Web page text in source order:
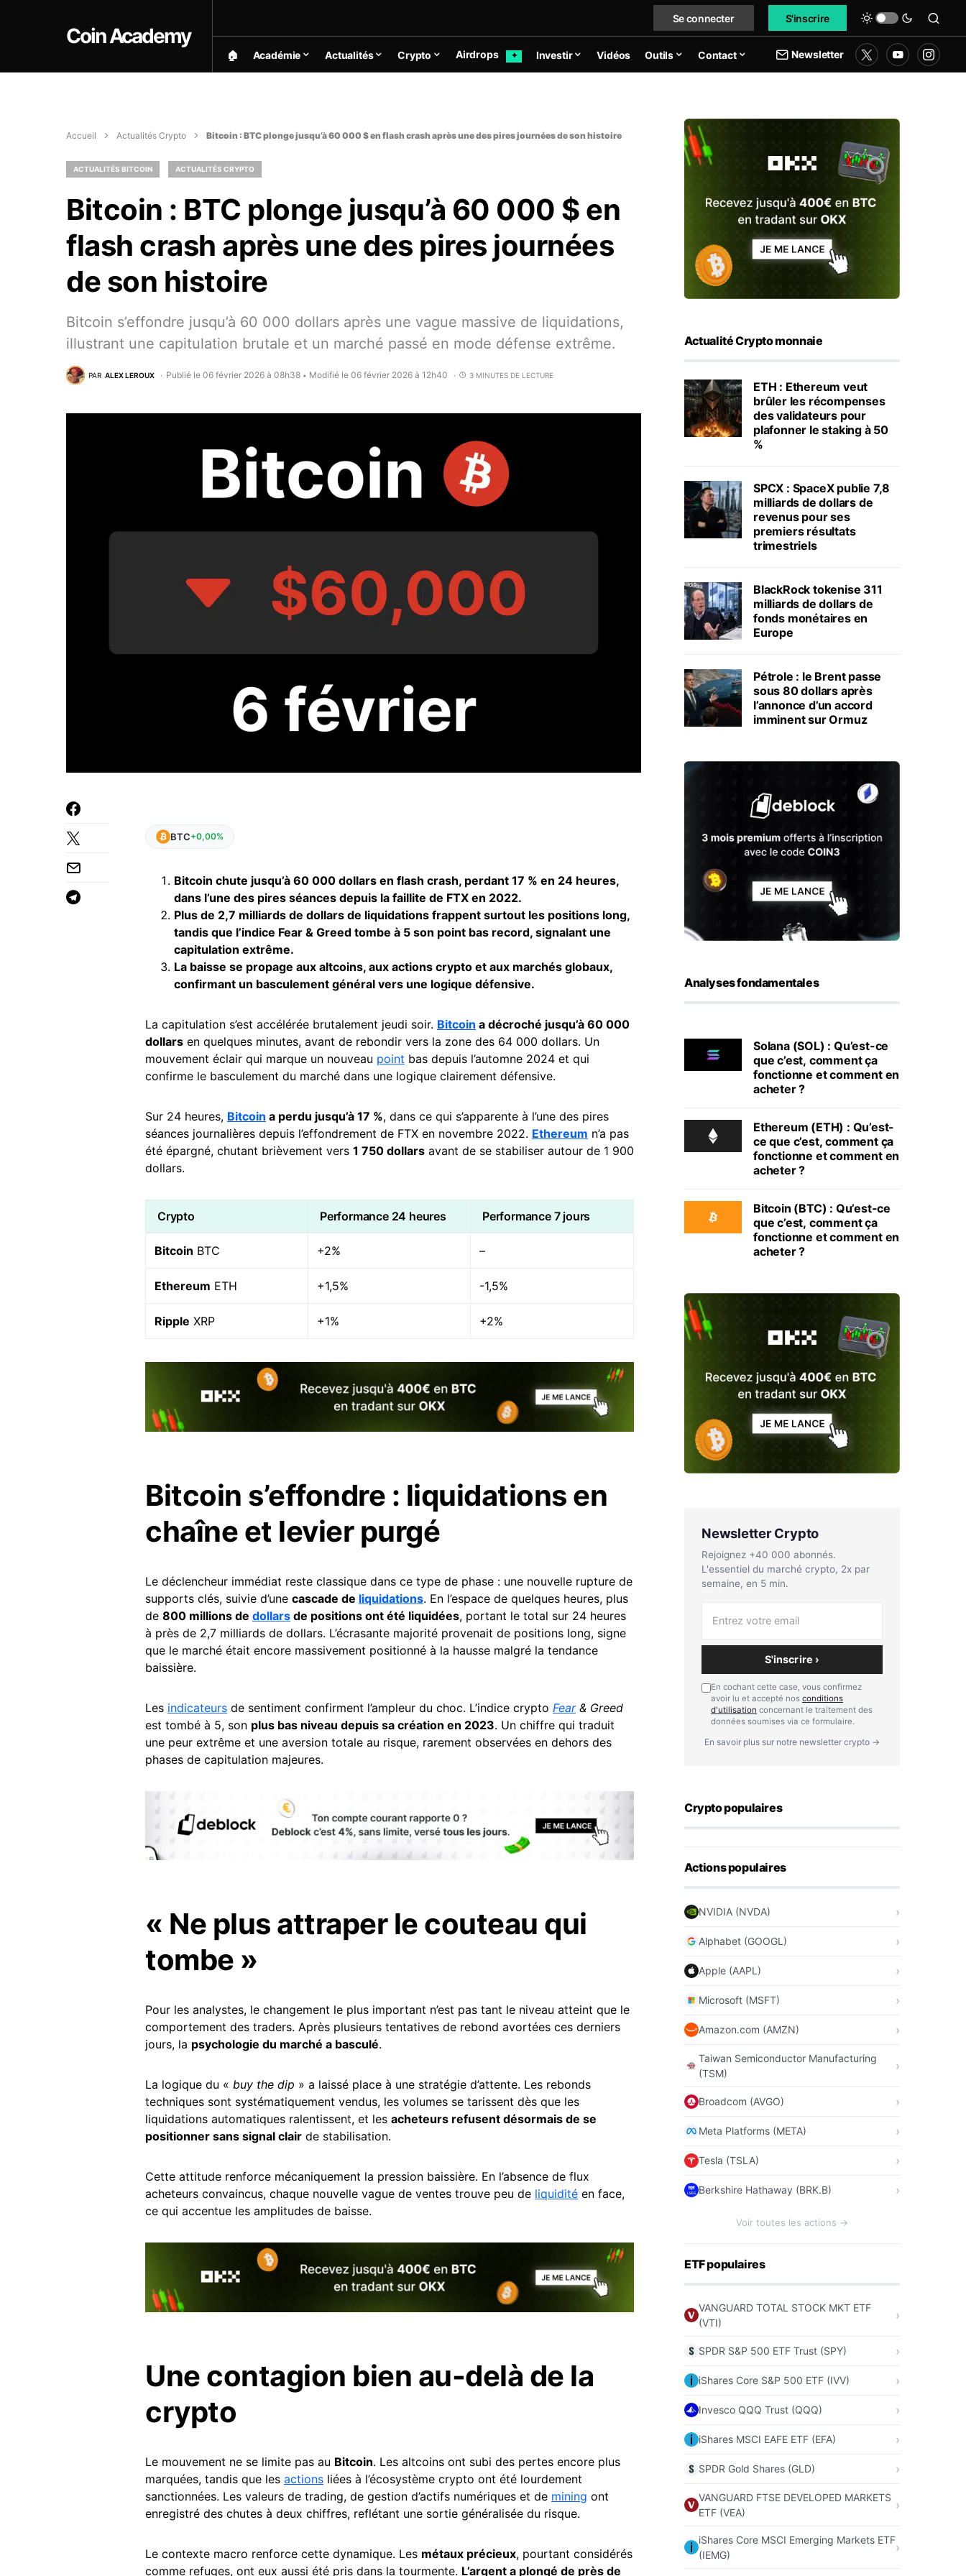
Coin Academy
Se connecter S'inscrire
🏠︎ Académie Actualités Crypto Airdrops ✦ Investir Vidéos Outils Contact Newsletter
Accueil Actualités Crypto Bitcoin : BTC plonge jusqu’à 60 000 $ en flash crash après une des pires journées de son histoire
ACTUALITÉS BITCOIN ACTUALITÉS CRYPTO
Bitcoin : BTC plonge jusqu’à 60 000 $ en
flash crash après une des pires journées
de son histoire
Bitcoin s’effondre jusqu’à 60 000 dollars après une vague massive de liquidations,
illustrant une capitulation brutale et un marché passé en mode défense extrême.
PAR ALEX LEROUX Publié le 06 février 2026 à 08h38 • Modifié le 06 février 2026 à 12h40 3 MINUTES DE LECTURE
BTC+0,00%
Bitcoin chute jusqu’à 60 000 dollars en flash crash, perdant 17 % en 24 heures,
dans l’une des pires séances depuis la faillite de FTX en 2022.
Plus de 2,7 milliards de dollars de liquidations frappent surtout les positions long,
tandis que l’indice Fear & Greed tombe à 5 son point bas record, signalant une
capitulation extrême.
La baisse se propage aux altcoins, aux actions crypto et aux marchés globaux,
confirmant un basculement général vers une logique défensive.
La capitulation s’est accélérée brutalement jeudi soir. Bitcoin a décroché jusqu’à 60 000
dollars en quelques minutes, avant de rebondir vers la zone des 64 000 dollars. Un
mouvement éclair qui marque un nouveau point bas depuis l’automne 2024 et qui
confirme le basculement du marché dans une logique clairement défensive.
Sur 24 heures, Bitcoin a perdu jusqu’à 17 %, dans ce qui s’apparente à l’une des pires
séances journalières depuis l’effondrement de FTX en novembre 2022. Ethereum n’a pas
été épargné, chutant brièvement vers 1 750 dollars avant de se stabiliser autour de 1 900
dollars.
Crypto Performance 24 heures Performance 7 jours
Bitcoin BTC +2% –
Ethereum ETH +1,5% -1,5%
Ripple XRP +1% +2%
Bitcoin s’effondre : liquidations en
chaîne et levier purgé
Le déclencheur immédiat reste classique dans ce type de phase : une nouvelle rupture de
supports clés, suivie d’une cascade de liquidations. En l’espace de quelques heures, plus
de 800 millions de dollars de positions ont été liquidées, portant le total sur 24 heures
à près de 2,7 milliards de dollars. L’écrasante majorité provenait de positions long, signe
que le marché était encore massivement positionné à la hausse malgré la tendance
baissière.
Les indicateurs de sentiment confirment l’ampleur du choc. L’indice crypto Fear& Greed
est tombé à 5, son plus bas niveau depuis sa création en 2023. Un chiffre qui traduit
une peur extrême et une aversion totale au risque, rarement observées en dehors des
phases de capitulation majeures.
« Ne plus attraper le couteau qui
tombe »
Pour les analystes, le changement le plus important n’est pas tant le niveau atteint que le
comportement des traders. Après plusieurs tentatives de rebond avortées ces derniers
jours, la psychologie du marché a basculé.
La logique du « buy the dip » a laissé place à une stratégie d’attente. Les rebonds
techniques sont systématiquement vendus, les volumes se tarissent dès que les
liquidations automatiques ralentissent, et les acheteurs refusent désormais de se
positionner sans signal clair de stabilisation.
Cette attitude renforce mécaniquement la pression baissière. En l’absence de flux
acheteurs convaincus, chaque nouvelle vague de ventes trouve peu de liquidité en face,
ce qui accentue les amplitudes de baisse.
Une contagion bien au-delà de la
crypto
Le mouvement ne se limite pas au Bitcoin. Les altcoins ont subi des pertes encore plus
marquées, tandis que les actions liées à l’écosystème crypto ont été lourdement
sanctionnées. Les valeurs de trading, de gestion d’actifs numériques et de mining ont
enregistré des chutes à deux chiffres, reflétant une sortie généralisée du risque.
Le contexte macro renforce cette dynamique. Les métaux précieux, pourtant considérés
comme refuges, ont eux aussi été pris dans la tourmente. L’argent a plongé de près de
Actualité Crypto monnaie
ETH : Ethereum veut
brûler les récompenses
des validateurs pour
plafonner le staking à 50
%
SPCX : SpaceX publie 7,8
milliards de dollars de
revenus pour ses
premiers résultats
trimestriels
BlackRock tokenise 311
milliards de dollars de
fonds monétaires en
Europe
Pétrole : le Brent passe
sous 80 dollars après
l’annonce d’un accord
imminent sur Ormuz
Analyses fondamentales
Solana (SOL) : Qu’est-ce
que c’est, comment ça
fonctionne et comment en
acheter ?
Ethereum (ETH) : Qu’est-
ce que c’est, comment ça
fonctionne et comment en
acheter ?
Bitcoin (BTC) : Qu’est-ce
que c’est, comment ça
fonctionne et comment en
acheter ?
Newsletter Crypto
Rejoignez +40 000 abonnés.
L'essentiel du marché crypto, 2x par
semaine, en 5 min.
S'inscrire ›
En cochant cette case, vous confirmez
avoir lu et accepté nos conditions
d'utilisation concernant le traitement des
données soumises via ce formulaire.
En savoir plus sur notre newsletter crypto →
Crypto populaires
Actions populaires
NVIDIA (NVDA)
Alphabet (GOOGL)
Apple (AAPL)
Microsoft (MSFT)
Amazon.com (AMZN)
Taiwan Semiconductor Manufacturing
(TSM)
Broadcom (AVGO)
Meta Platforms (META)
Tesla (TSLA)
Berkshire Hathaway (BRK.B)
Voir toutes les actions →
ETF populaires
VANGUARD TOTAL STOCK MKT ETF
(VTI)
SPDR S&P 500 ETF Trust (SPY)
iShares Core S&P 500 ETF (IVV)
Invesco QQQ Trust (QQQ)
iShares MSCI EAFE ETF (EFA)
SPDR Gold Shares (GLD)
VANGUARD FTSE DEVELOPED MARKETS
ETF (VEA)
iShares Core MSCI Emerging Markets ETF
(IEMG)